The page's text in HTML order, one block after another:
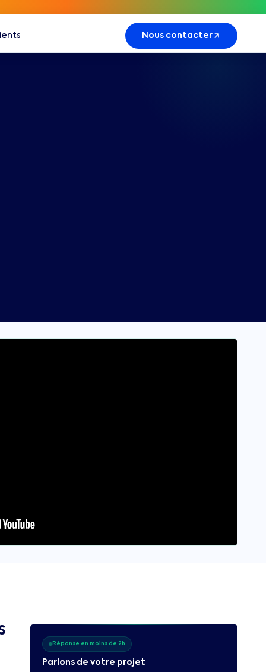
Nous contacter
Réponse en moins de 2h
Parlons de votre projet